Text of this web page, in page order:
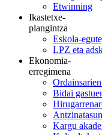
Etwinning
Ikastetxe-
plangintza
Eskola-
LPZ eta
Ekonomia-
erregimena
Bidai
Kargu